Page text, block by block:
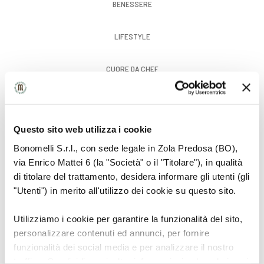
Questo sito web utilizza i cookie
Bonomelli S.r.l., con sede legale in Zola Predosa (BO),
via Enrico Mattei 6 (la "Società" o il "Titolare"), in qualità
di titolare del trattamento, desidera informare gli utenti (gli
"Utenti") in merito all'utilizzo dei cookie su questo sito.
Utilizziamo i cookie per garantire la funzionalità del sito,
personalizzare contenuti ed annunci, per fornire
funzionalità dei social media e per analizzare il nostro
BENESSERE
LIFESTYLE
CUORE DA CHEF